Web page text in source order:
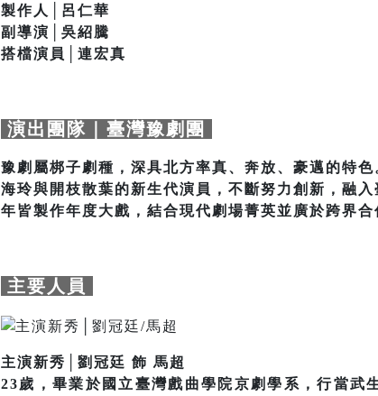
製作人│呂仁華
副導演│吳紹騰
搭檔演員│連宏真
演出團隊｜臺灣豫劇團
豫劇屬梆子劇種，深具北方率真、奔放、豪邁的特
海玲與開枝散葉的新生代演員，不斷努力創新，融
年皆製作年度大戲，結合現代劇場菁英並廣於跨界
主要人員
主演新秀│劉冠廷 飾 馬超
23歲，畢業於國立臺灣戲曲學院京劇學系，行當武